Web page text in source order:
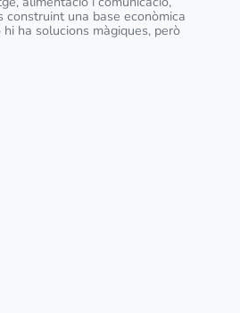
construint una base econòmica
ha solucions màgiques, però